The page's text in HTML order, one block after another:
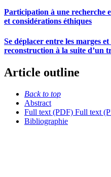
Participation à une recherche
et considérations éthiques
Se déplacer entre les marges
reconstruction à la suite d’un
Article outline
Back to top
Abstract
Full text (PDF) Full text
Bibliographie